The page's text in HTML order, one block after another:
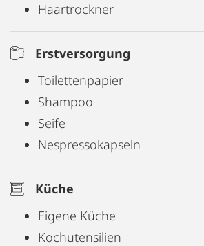
Haartrockner
Erstversorgung
Toilettenpapier
Shampoo
Seife
Nespressokapseln
Küche
Eigene Küche
Kochutensilien